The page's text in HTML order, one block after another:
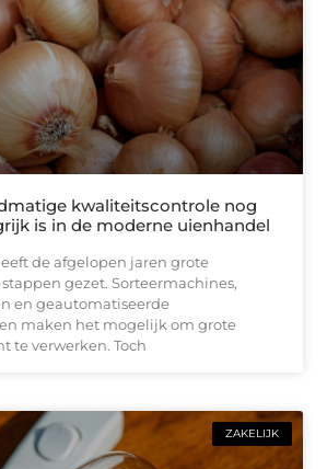
kwaliteitscontrole nog
is in de moderne uienhandel
de afgelopen jaren grote
gezet. Sorteermachines,
en geautomatiseerde
maken het mogelijk om grote
te verwerken. Toch
ZAKELIJK